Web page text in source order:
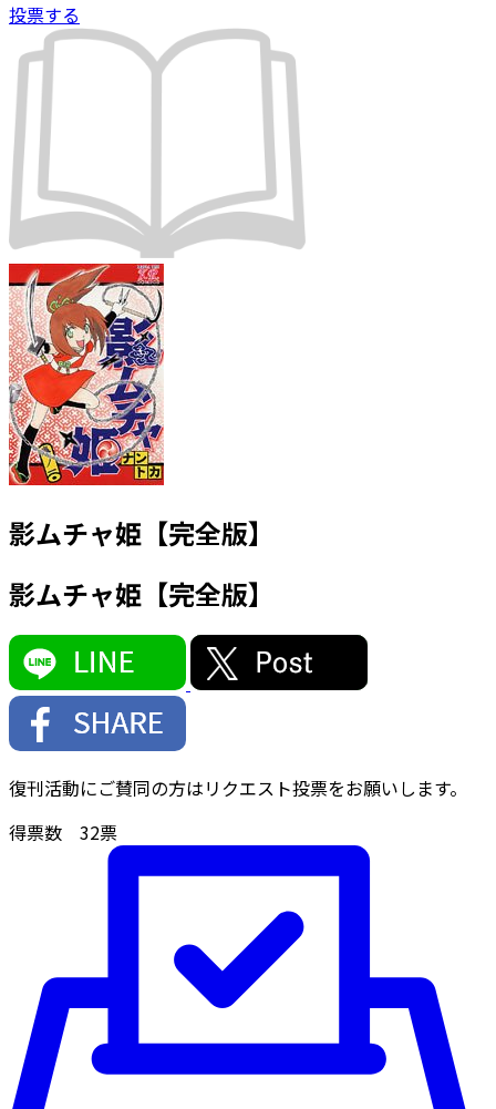
投票する
影ムチャ姫【完全版】
影ムチャ姫【完全版】
復刊活動にご賛同の方はリクエスト投票をお願いします。
得票数 32票